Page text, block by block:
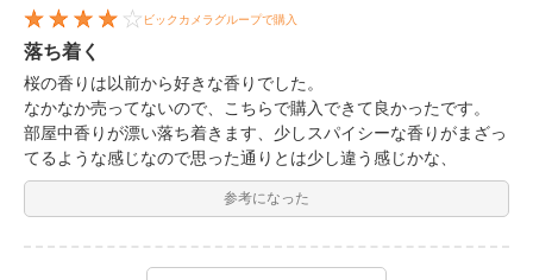
ビックカメラグループで購入
落ち着く
桜の香りは以前から好きな香りでした。
なかなか売ってないので、こちらで購入できて良かったです。
部屋中香りが漂い落ち着きます、少しスパイシーな香りがまざっ
てるような感じなので思った通りとは少し違う感じかな、
参考になった